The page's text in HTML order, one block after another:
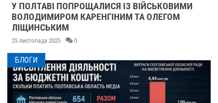
У ПОЛТАВІ ПОПРОЩАЛИСЯ ІЗ ВІЙСЬКОВИМИ
ВОЛОДИМИРОМ КАРЕНГІНИМ ТА ОЛЕГОМ
ЛІЩИНСЬКИМ
25 листопада 2025 0
БЛОГИ